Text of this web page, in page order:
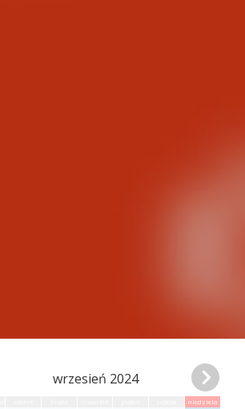
wrzesień 2024
niedziela